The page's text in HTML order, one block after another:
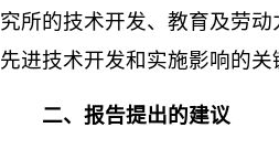
究所的技术开发、教育及劳
先进技术开发和实施影响的关
二、报告提出的建议